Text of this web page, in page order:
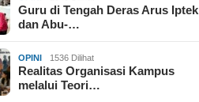
Guru di Tengah Deras Arus Iptek
dan Abu-…
OPINI 1536 Dilihat
Realitas Organisasi Kampus
melalui Teori…